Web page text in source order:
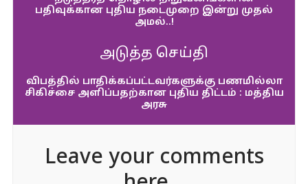
பதிவுக்கான புதிய நடைமுறை இன்று முதல்
அமல்..!
அடுத்த செய்தி
விபத்தில் பாதிக்கப்பட்டவர்களுக்கு பணமில்லா
சிகிச்சை அளிப்பதற்கான புதிய திட்டம் : மத்திய
அரசு
Leave your comments